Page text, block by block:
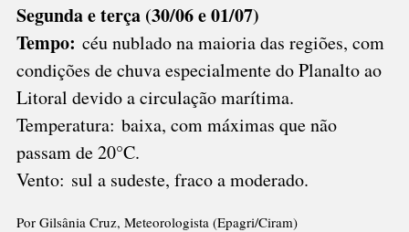
Segunda e terça (30/06 e 01/07)
Tempo: céu nublado na maioria das regiões, com
condições de chuva especialmente do Planalto ao
Litoral devido a circulação marítima.
Temperatura: baixa, com máximas que não
passam de 20°C.
Vento: sul a sudeste, fraco a moderado.
Por Gilsânia Cruz, Meteorologista (Epagri/Ciram)